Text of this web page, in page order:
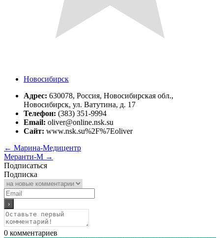
Новосибирск
Адрес: 630078, Россия, Новосибирская обл.,
Новосибирск, ул. Ватутина, д. 17
Телефон: (383) 351-9994
Email: oliver@online.nsk.su
Сайт: www.nsk.su%2F%7Eoliver
← Марина-Медицентр
Меранти-М →
Подписаться
Подписка
0 комментариев